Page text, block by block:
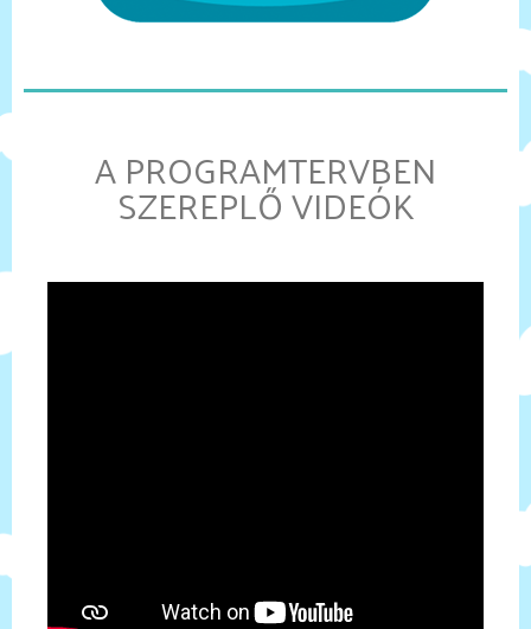
A PROGRAMTERVBEN
SZEREPLŐ VIDEÓK